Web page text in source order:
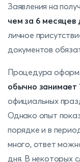
Заявления на
чем за 6 месяцев
личное
документов
Процедура
обычно занимает
официальных
Однако опыт
порядке и в
много, ответ
дня. В некоторых